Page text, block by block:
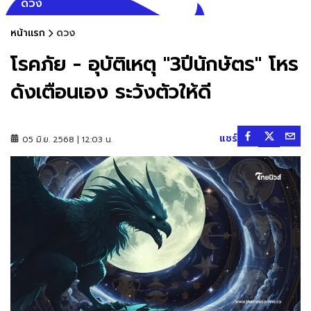
ดวง
หน้าแรก ดวง
โรคภัย - อุบัติเหตุ "3ปีนักษัตร" โหร
ดังเตือนเอง ระวังตัวให้ดี
05 มิ.ย. 2568 | 12:03 น. แชร์